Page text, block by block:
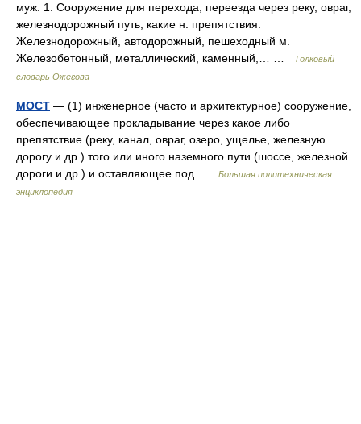
муж. 1. Сооружение для перехода, переезда через реку, овраг,
железнодорожный путь, какие н. препятствия.
Железнодорожный, автодорожный, пешеходный м.
Железобетонный, металлический, каменный,… …
Толковый
словарь Ожегова
МОСТ — (1) инженерное (часто и архитектурное) сооружение,
обеспечивающее прокладывание через какое либо
препятствие (реку, канал, овраг, озеро, ущелье, железную
дорогу и др.) того или иного наземного пути (шоссе, железной
дороги и др.) и оставляющее под …
Большая политехническая
энциклопедия